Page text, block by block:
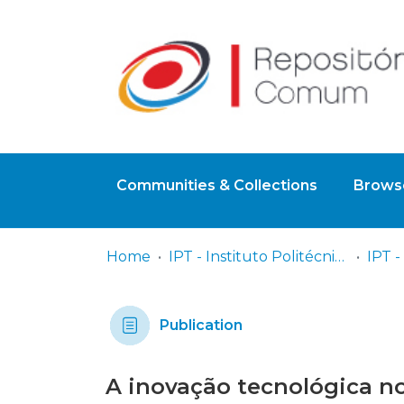
Communities & Collections
Home IPT - Instituto Politécnico de Tomar
Publication
A inovação tecnológica